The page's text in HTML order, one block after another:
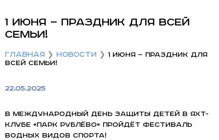
1 июня — праздник для всей
семьи!
Главная Новости
1 июня — праздник для
всей семьи!
22.05.2025
В Международный день защиты детей в яхт-
клубе «Парк Рублёво» пройдёт фестиваль
водных видов спорта!